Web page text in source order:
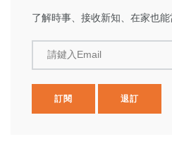
了解時事、接收新知、在家也能
請鍵入Email
訂閱 退訂